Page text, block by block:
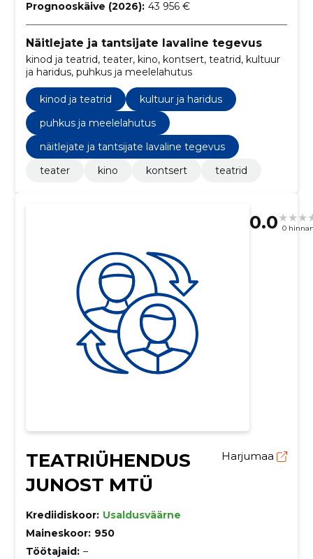
Prognooskäive (2026): 43 956 €
Näitlejate ja tantsijate lavaline tegevus
kinod ja teatrid, teater, kino, kontsert, teatrid, kultuur
ja haridus, puhkus ja meelelahutus
kinod ja teatrid
kultuur ja haridus
puhkus ja meelelahutus
näitlejate ja tantsijate lavaline tegevus
teater
kino kontsert teatrid
0.0 0
TEATRIÜHENDUS
JUNOST MTÜ
Harjumaa
Krediidiskoor: Usaldusväärne
Maineskoor: 950
Töötajaid: –